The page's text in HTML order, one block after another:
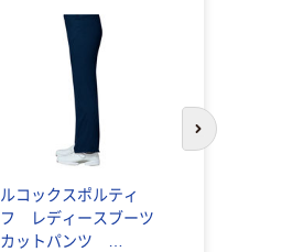
ルコックスポルティ
フ レディースブーツ
カットパンツ
次のスライド